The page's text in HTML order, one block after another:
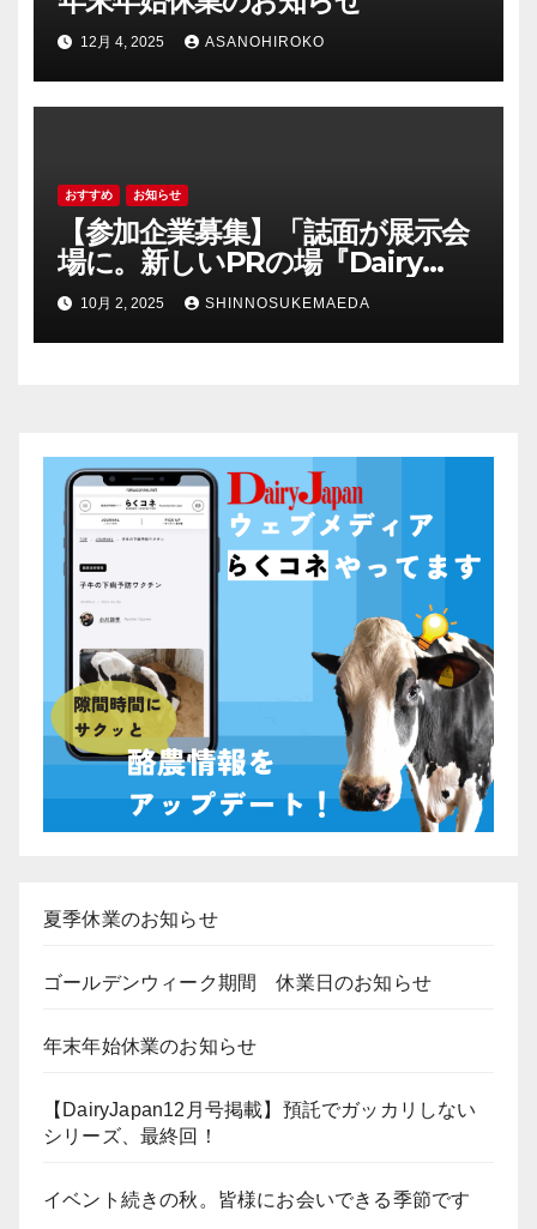
12月 4, 2025 ASANOHIROKO
おすすめ お知らせ
【参加企業募集】「誌面が展示会
場に。新しいPRの場『Dairy
Biz04 誌上展示会』」
10月 2, 2025 SHINNOSUKEMAEDA
夏季休業のお知らせ
ゴールデンウィーク期間 休業日のお知らせ
年末年始休業のお知らせ
【DairyJapan12月号掲載】預託でガッカリしない
シリーズ、最終回！
イベント続きの秋。皆様にお会いできる季節です